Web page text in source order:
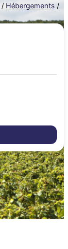
/ Hébergements /